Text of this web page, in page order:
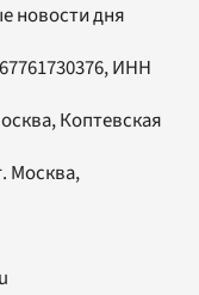
новости дня
ИНН
Коптевская
Москва,